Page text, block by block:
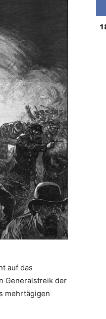
auf das
Generalstreik der
mehrtägigen